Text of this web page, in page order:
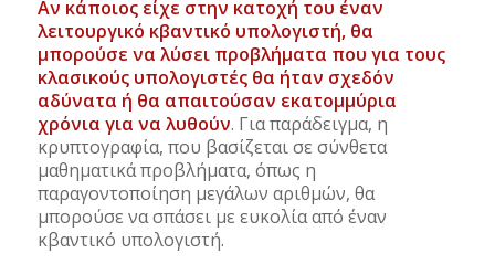
Αν κάποιος είχε στην κατοχή του έναν
λειτουργικό κβαντικό υπολογιστή, θα
μπορούσε να λύσει προβλήματα που για τους
κλασικούς υπολογιστές θα ήταν σχεδόν
αδύνατα ή θα απαιτούσαν εκατομμύρια
χρόνια για να λυθούν. Για παράδειγμα, η
κρυπτογραφία, που βασίζεται σε σύνθετα
μαθηματικά προβλήματα, όπως η
παραγοντοποίηση μεγάλων αριθμών, θα
μπορούσε να σπάσει με ευκολία από έναν
κβαντικό υπολογιστή.